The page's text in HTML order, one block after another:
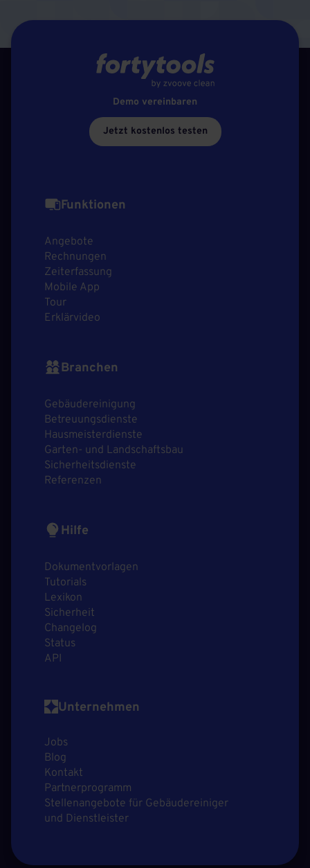
Demo vereinbaren
Jetzt kostenlos testen
Funktionen
Angebote
Rechnungen
Zeiterfassung
Mobile App
Tour
Erklärvideo
Branchen
Gebäudereinigung
Betreuungsdienste
Hausmeisterdienste
Garten- und Landschaftsbau
Sicherheitsdienste
Referenzen
Hilfe
Dokumentvorlagen
Tutorials
Lexikon
Sicherheit
Changelog
Status
API
Unternehmen
Jobs
Blog
Kontakt
Partnerprogramm
Stellenangebote für Gebäudereiniger
und Dienstleister